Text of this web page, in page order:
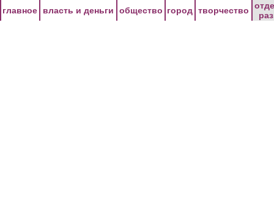
главное власть и деньги общество город творчество